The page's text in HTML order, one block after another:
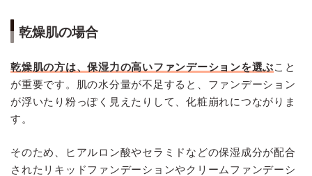
乾燥肌の場合
乾燥肌の方は、保湿力の高いファンデーションを選ぶこと
が重要です。肌の水分量が不足すると、ファンデーション
が浮いたり粉っぽく見えたりして、化粧崩れにつながりま
す。
そのため、ヒアルロン酸やセラミドなどの保湿成分が配合
されたリキッドファンデーションやクリームファンデーシ